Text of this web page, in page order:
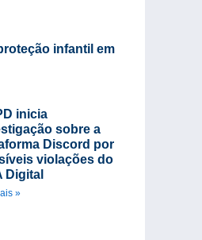
infantil em
inicia
sobre a
Discord por
violações do
Digital
»